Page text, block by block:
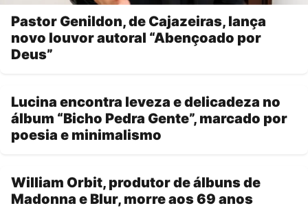
Pastor Genildon, de Cajazeiras, lança
novo louvor autoral “Abençoado por
Deus”
Lucina encontra leveza e delicadeza no
álbum “Bicho Pedra Gente”, marcado por
poesia e minimalismo
William Orbit, produtor de álbuns de
Madonna e Blur, morre aos 69 anos